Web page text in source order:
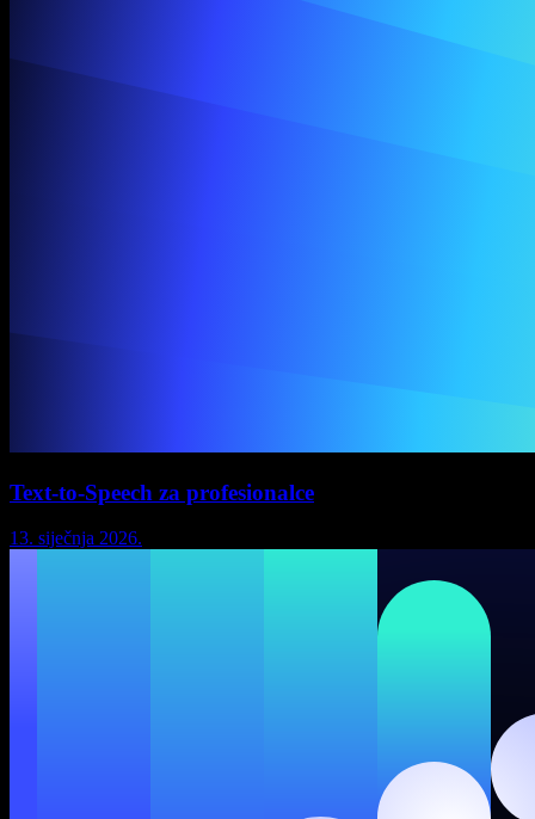
Text-to-Speech za profesionalce
13. siječnja 2026.